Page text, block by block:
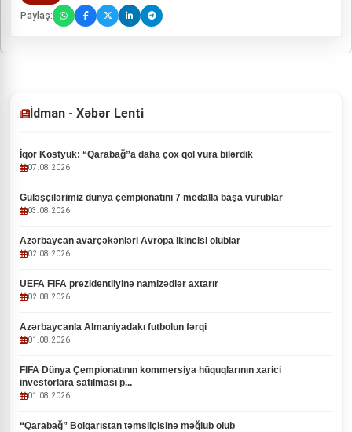
Paylaş:
İdman - Xəbər Lenti
İqor Kostyuk: “Qarabağ”a daha çox qol vura bilərdik
07.08.2026
Güləşçilərimiz dünya çempionatını 7 medalla başa vurublar
03.08.2026
Azərbaycan avarçəkənləri Avropa ikincisi olublar
02.08.2026
UEFA FIFA prezidentliyinə namizədlər axtarır
02.08.2026
Azərbaycanla Almaniyadakı futbolun fərqi
01.08.2026
FIFA Dünya Çempionatının kommersiya hüquqlarının xarici
investorlara satılması p...
01.08.2026
“Qarabağ” Bolqarıstan təmsilçisinə məğlub olub